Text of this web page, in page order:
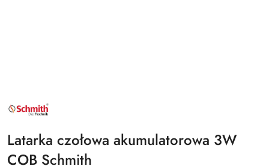
NAZWA
PRODUCENTA:
Latarka czołowa akumulatorowa 3W
COB Schmith